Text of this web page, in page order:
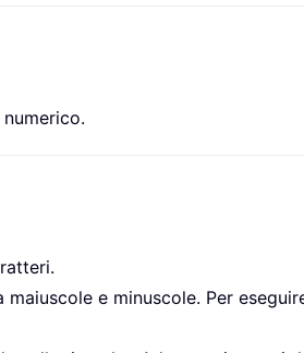
maiuscole e minuscole. Per